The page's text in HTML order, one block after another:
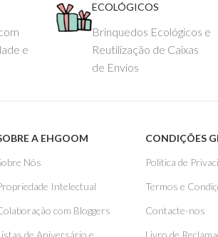
e
ECOLÓGICOS
Brinquedos Ecológicos e
Reutilização de Caixas
de Envios
A EHGOOM
Nós
Intelectual
com Bloggers
de Aniversário e
CONDIÇÕES
Politica de
Termos e
Contacte-nos
Livro de